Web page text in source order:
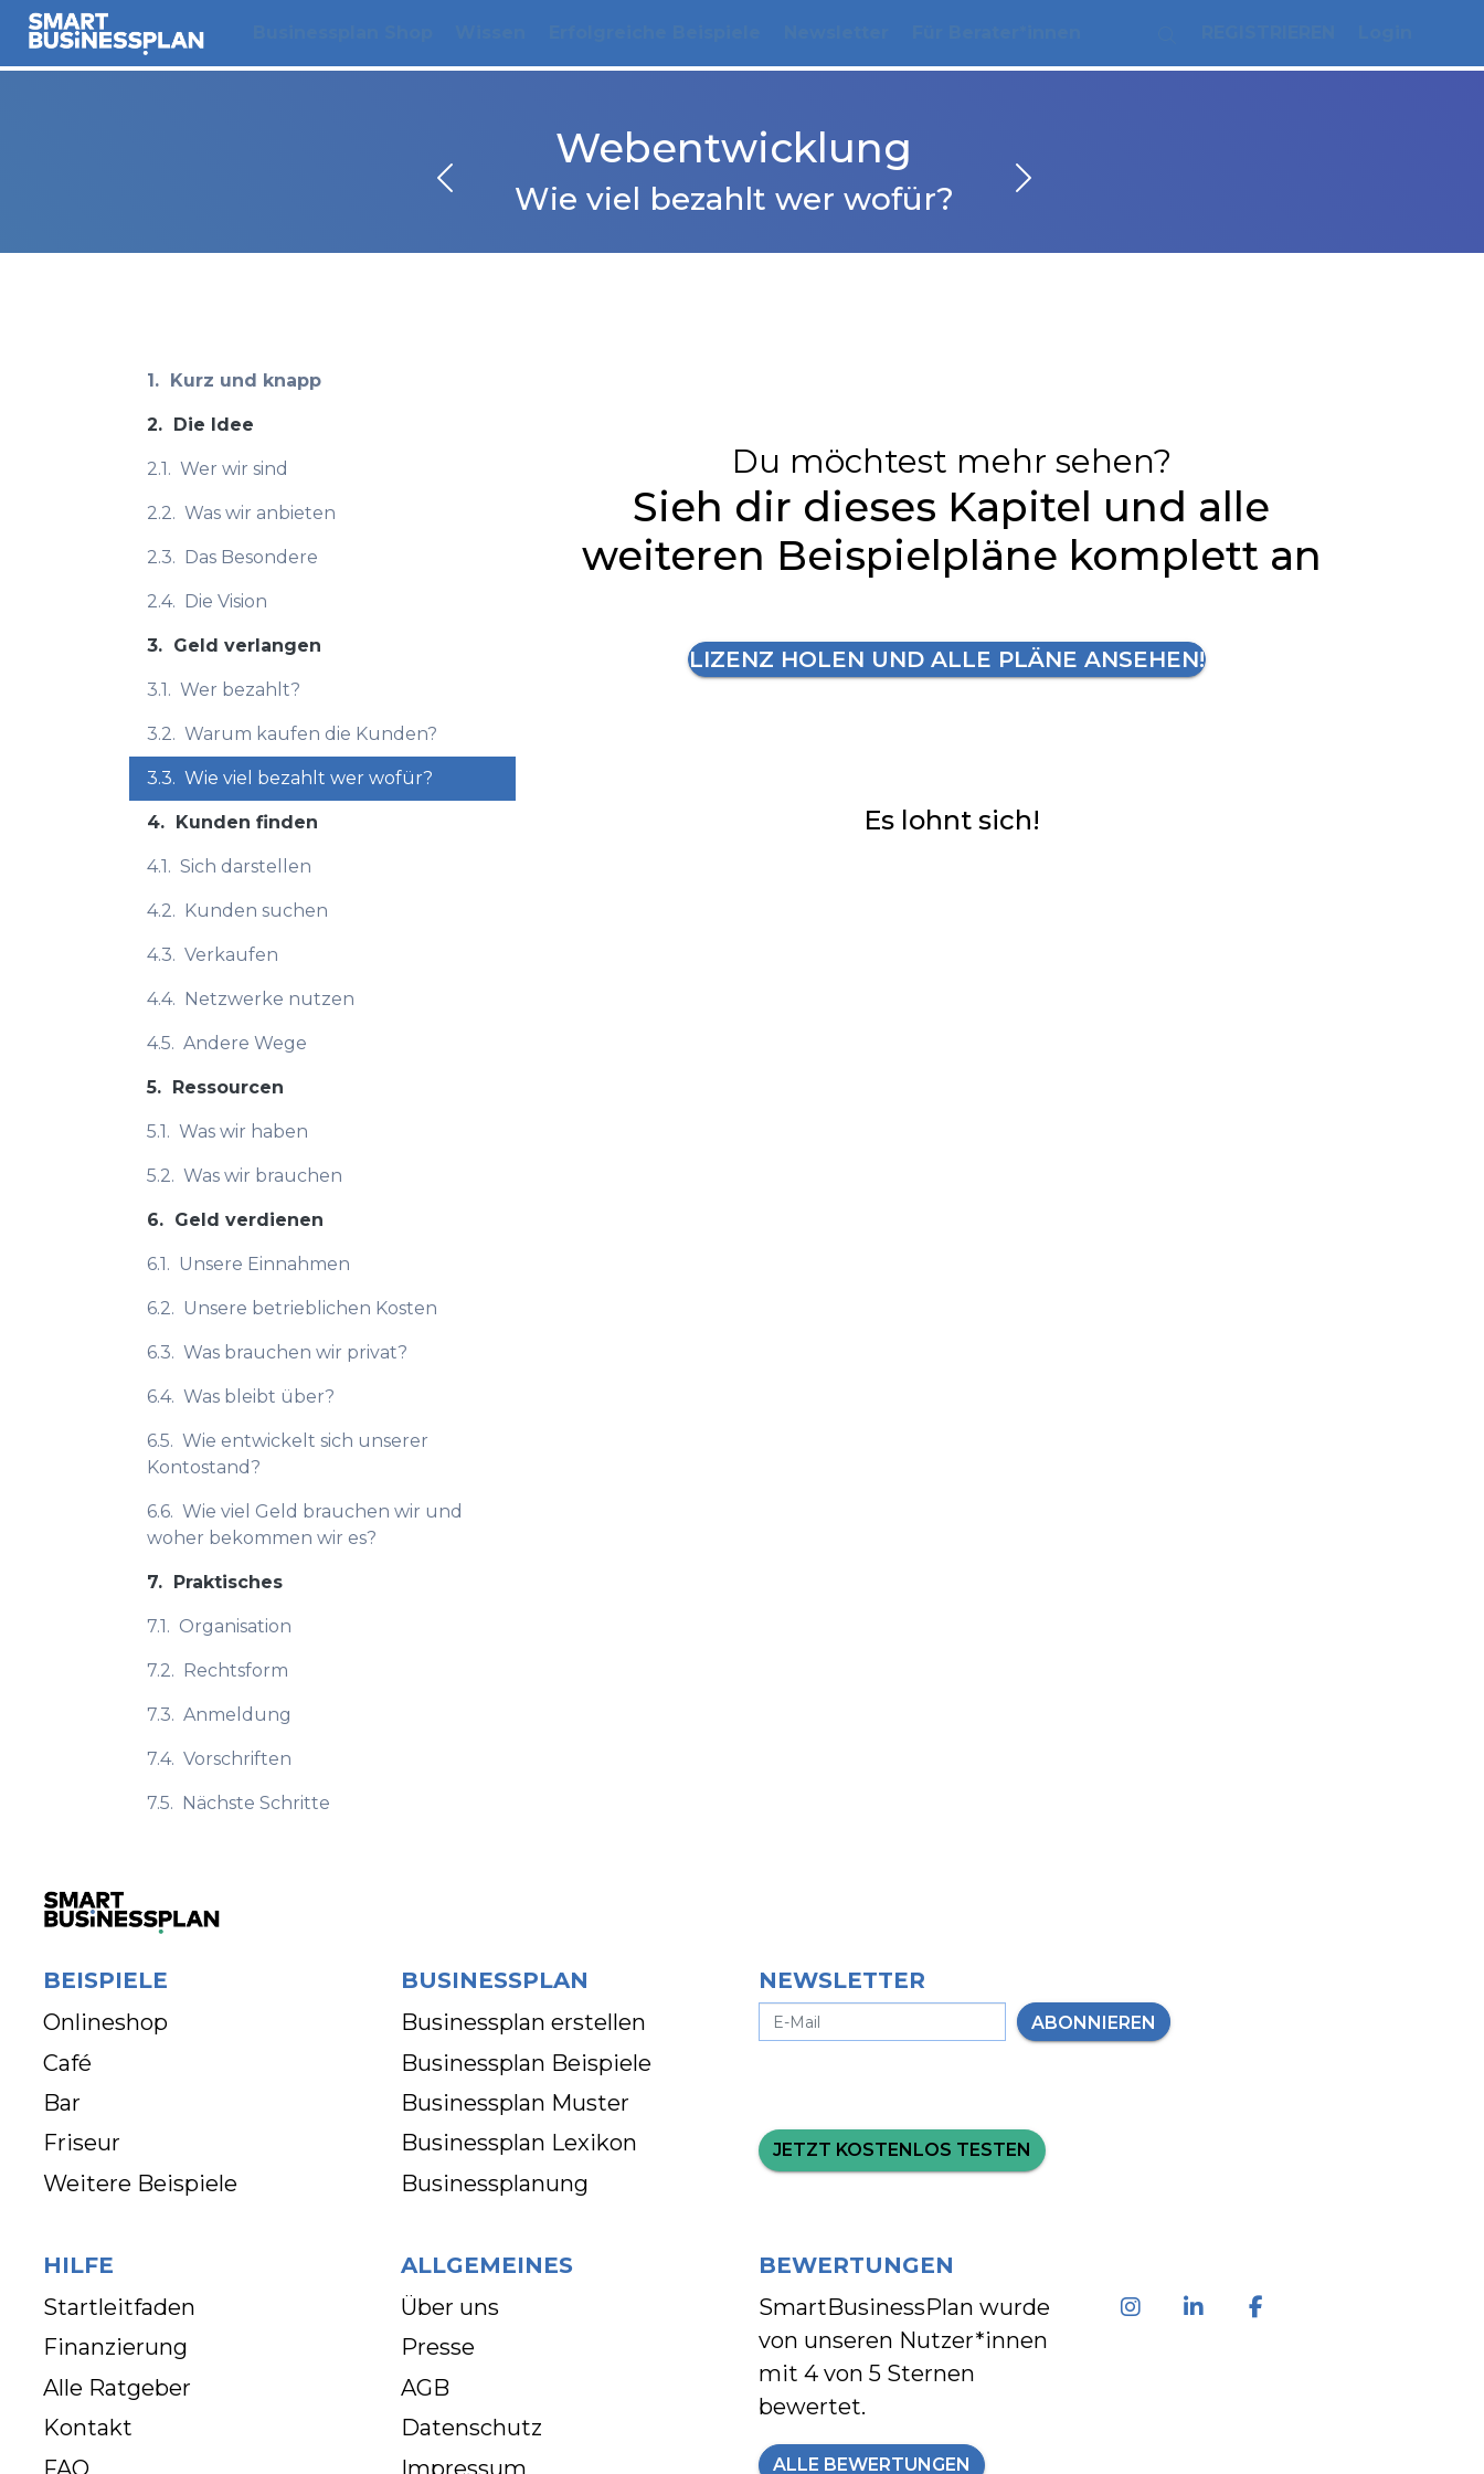
Webentwicklung
Wie viel bezahlt wer wofür?
1. Kurz und knapp
2. Die Idee
2.1. Wer wir sind
2.2. Was wir anbieten
2.3. Das Besondere
2.4. Die Vision
3. Geld verlangen
3.1. Wer bezahlt?
3.2. Warum kaufen die Kunden?
3.3. Wie viel bezahlt wer wofür?
4. Kunden finden
4.1. Sich darstellen
4.2. Kunden suchen
4.3. Verkaufen
4.4. Netzwerke nutzen
4.5. Andere Wege
5. Ressourcen
5.1. Was wir haben
5.2. Was wir brauchen
6. Geld verdienen
6.1. Unsere Einnahmen
6.2. Unsere betrieblichen Kosten
6.3. Was brauchen wir privat?
6.4. Was bleibt über?
6.5. Wie entwickelt sich unserer
Kontostand?
6.6. Wie viel Geld brauchen wir und
woher bekommen wir es?
7. Praktisches
7.1. Organisation
7.2. Rechtsform
7.3. Anmeldung
7.4. Vorschriften
7.5. Nächste Schritte
Du möchtest mehr sehen?
Sieh dir dieses Kapitel und alle
weiteren Beispielpläne komplett an
LIZENZ HOLEN UND ALLE PLÄNE ANSEHEN!
Es lohnt sich!
BEISPIELE
Onlineshop
Café
Bar
Friseur
Weitere Beispiele
BUSINESSPLAN
Businessplan erstellen
Businessplan Beispiele
Businessplan Muster
Businessplan Lexikon
Businessplanung
NEWSLETTER
ABONNIEREN
JETZT KOSTENLOS TESTEN
HILFE
Startleitfaden
Finanzierung
Alle Ratgeber
Kontakt
FAQ
ALLGEMEINES
Über uns
Presse
AGB
Datenschutz
Impressum
BEWERTUNGEN
SmartBusinessPlan wurde
von unseren Nutzer*innen
mit 4 von 5 Sternen
bewertet.
ALLE BEWERTUNGEN